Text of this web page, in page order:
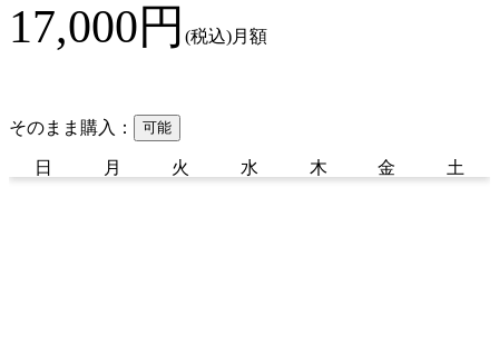
17,000円 (税込)月額
そのまま購入： 可能
日 月 火 水 木 金 土